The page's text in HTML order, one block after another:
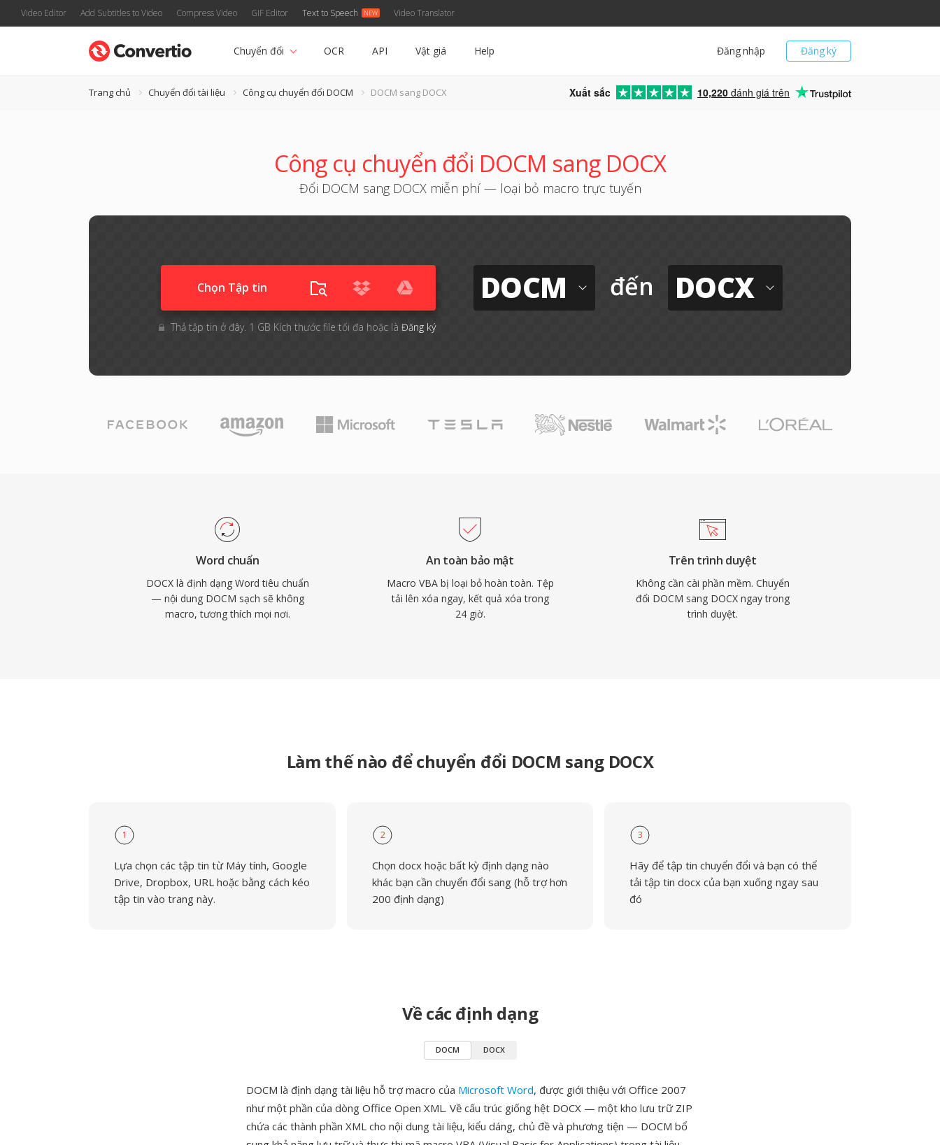
Video Editor Add Subtitles to Video Compress Video GIF Editor Text to Speech Video Translator
Đăng ký
Đăng nhập
Chuyển đổi OCR API Vật giá Help
Trang chủ Chuyển đổi tài liệu Công cụ chuyển đổi DOCM DOCM sang DOCX Xuất sắc 10,220 đánh giá trên
Công cụ chuyển đổi DOCM sang DOCX
Đổi DOCM sang DOCX miễn phí — loại bỏ macro trực tuyến
Chọn Tập tin
Thả tập tin ở đây. 1 GB Kích thước file tối đa hoặc là Đăng ký
DOCM đến DOCX
Word chuẩn
DOCX là định dạng Word tiêu chuẩn
— nội dung DOCM sạch sẽ không
macro, tương thích mọi nơi.
An toàn bảo mật
Macro VBA bị loại bỏ hoàn toàn. Tệp
tải lên xóa ngay, kết quả xóa trong
24 giờ.
Trên trình duyệt
Không cần cài phần mềm. Chuyển
đổi DOCM sang DOCX ngay trong
trình duyệt.
Làm thế nào để chuyển đổi DOCM sang DOCX
1
Lựa chọn các tập tin từ Máy tính, Google
Drive, Dropbox, URL hoặc bằng cách kéo
tập tin vào trang này.
2
Chọn docx hoặc bất kỳ định dạng nào
khác bạn cần chuyển đổi sang (hỗ trợ hơn
200 định dạng)
3
Hãy để tập tin chuyển đổi và bạn có thể
tải tập tin docx của bạn xuống ngay sau
đó
Về các định dạng
DOCM DOCX
DOCM là định dạng tài liệu hỗ trợ macro của Microsoft Word, được giới thiệu với Office 2007
như một phần của dòng Office Open XML. Về cấu trúc giống hệt DOCX — một kho lưu trữ ZIP
chứa các thành phần XML cho nội dung tài liệu, kiểu dáng, chủ đề và phương tiện — DOCM bổ